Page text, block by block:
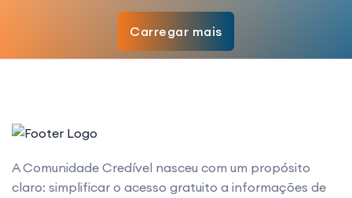
Carregar mais
A Comunidade Credível nasceu com um propósito
claro: simplificar o acesso gratuito a informações de